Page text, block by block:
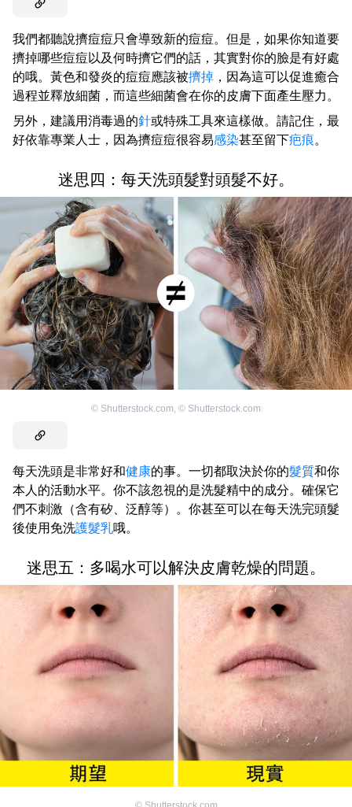
我們都聽說擠痘痘只會導致新的痘痘。但是，如果你知道要
擠掉哪些痘痘以及何時擠它們的話，其實對你的臉是有好處
的哦。黃色和發炎的痘痘應該被擠掉 ，因為這可以促進癒合
過程並釋放細菌，而這些細菌會在你的皮膚下面產生壓力。
另外，建議用消毒過的針或特殊工具來這樣做。請記住，最
好依靠專業人士，因為擠痘痘很容易感染甚至留下疤痕。
迷思四：每天洗頭髮對頭髮不好。
© Shutterstock.com, © Shutterstock.com
每天洗頭是非常好和健康的事。一切都取決於你的髮質和你
本人的活動水平。你不該忽視的是洗髮精中的成分。確保它
們不刺激（含有矽、泛醇等）。你甚至可以在每天洗完頭髮
後使用免洗護髮乳哦。
迷思五：多喝水可以解決皮膚乾燥的問題。